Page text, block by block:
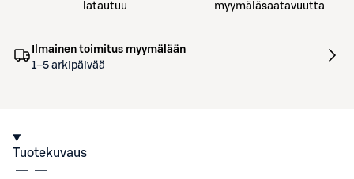
latautuu
myymäläsaatavuutta
Ilmainen toimitus myymälään
1–5 arkipäivää
Tuotekuvaus